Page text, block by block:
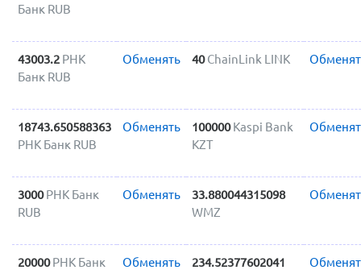
Банк RUB
43003.2 РНК
Банк RUB
Обменять 40 ChainLink LINK
18743.650588363
РНК Банк RUB
Обменять 100000 Kaspi Bank
KZT
3000 РНК Банк
RUB
Обменять
33.880044315098
WMZ
20000 РНК Банк
Обменять
234.52377602041